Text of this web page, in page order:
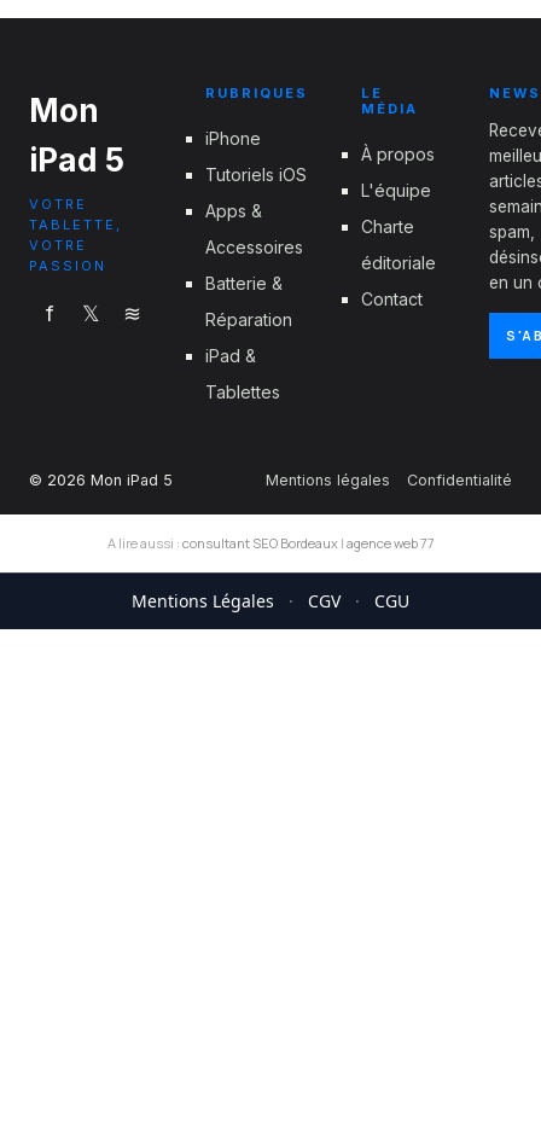
Mon
iPad 5
VOTRE
TABLETTE,
VOTRE
PASSION
f 𝕏 ≋
RUBRIQUES
iPhone
Tutoriels iOS
Apps &
Accessoires
Batterie &
Réparation
iPad &
Tablettes
LE
MÉDIA
À propos
L'équipe
Charte
éditoriale
Contact
spam,
en un
© 2026 Mon iPad 5 Mentions légales Confidentialité
A lire aussi : consultant SEO Bordeaux| agence web 77
Mentions Légales · CGV · CGU